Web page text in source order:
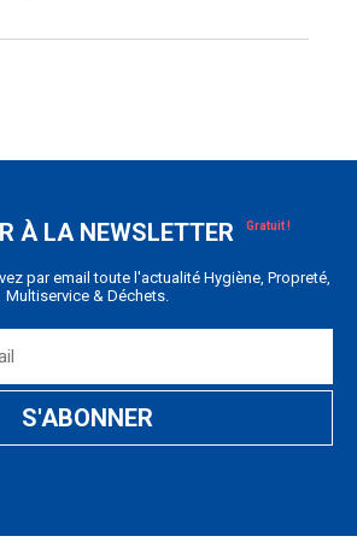
À LA NEWSLETTER
par email toute l'actualité Hygiène, Propreté,
Multiservice & Déchets.